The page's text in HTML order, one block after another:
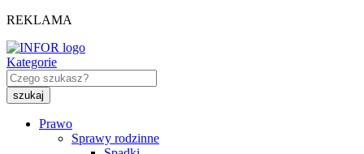
REKLAMA
Kategorie
Prawo
Sprawy rodzinne